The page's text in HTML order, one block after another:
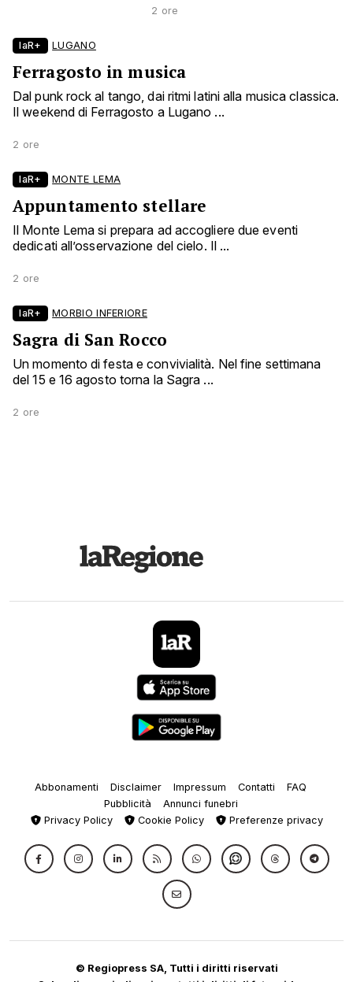
2 ore
laR+ LUGANO
Ferragosto in musica
Dal punk rock al tango, dai ritmi latini alla musica classica.
Il weekend di Ferragosto a Lugano ...
2 ore
laR+ MONTE LEMA
Appuntamento stellare
Il Monte Lema si prepara ad accogliere due eventi
dedicati all’osservazione del cielo. Il ...
2 ore
laR+ MORBIO INFERIORE
Sagra di San Rocco
Un momento di festa e convivialità. Nel fine settimana
del 15 e 16 agosto torna la Sagra ...
2 ore
Abbonamenti Disclaimer Impressum Contatti
FAQ
Pubblicità
Annunci funebri
Privacy Policy
Cookie Policy Preferenze privacy
© Regiopress SA, Tutti i diritti riservati